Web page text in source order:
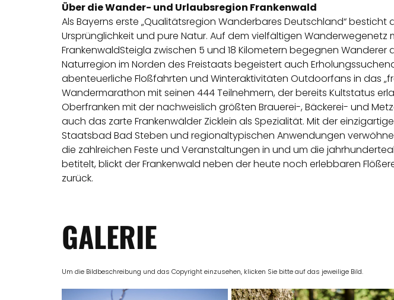
Über die Wander- und Urlaubsregion Frankenwald
Als Bayerns erste „Qualitätsregion Wanderbares Deutschland“
Ursprünglichkeit und pure Natur. Auf dem vielfältigen
FrankenwaldSteigla zwischen 5 und 18 Kilometern begegnen Wanderer
Naturregion im Norden des Freistaats begeistert auch
abenteuerliche Floßfahrten und Winteraktivitäten Outdoorfans in das
Wandermarathon mit seinen 444 Teilnehmern, der bereits Kultstatus
Oberfranken mit der nachweislich größten Brauerei-, Bäckerei- und
auch das zarte Frankenwälder Zicklein als Spezialität. Mit der
Staatsbad Bad Steben und regionaltypischen Anwendungen
die zahlreichen Feste und Veranstaltungen in und um die
betitelt, blickt der Frankenwald neben der heute noch erlebbaren
zurück.
GALERIE
Um die Bildbeschreibung und das Copyright einzusehen, klicken Sie bitte auf das jeweilige Bild.